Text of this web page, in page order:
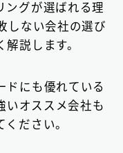
ングが選ばれる理
しない会社の選び
説します。
ドにも優れている
いオススメ会社も
ださい。